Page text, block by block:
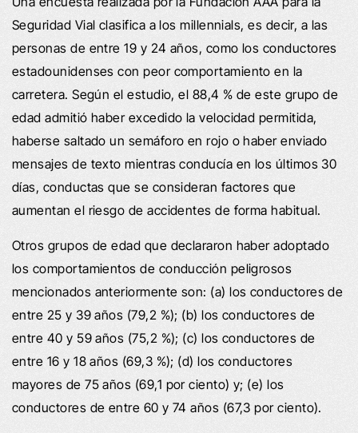
Seguridad Vial clasifica a los millennials, es decir, a las
personas de entre 19 y 24 años, como los conductores
estadounidenses con peor comportamiento en la
carretera. Según el estudio, el 88,4 % de este grupo de
edad admitió haber excedido la velocidad permitida,
haberse saltado un semáforo en rojo o haber enviado
mensajes de texto mientras conducía en los últimos 30
días, conductas que se consideran factores que
aumentan el riesgo de accidentes de forma habitual.
Otros grupos de edad que declararon haber adoptado
los comportamientos de conducción peligrosos
mencionados anteriormente son: (a) los conductores de
entre 25 y 39 años (79,2 %); (b) los conductores de
entre 40 y 59 años (75,2 %); (c) los conductores de
entre 16 y 18 años (69,3 %); (d) los conductores
mayores de 75 años (69,1 por ciento) y; (e) los
conductores de entre 60 y 74 años (67,3 por ciento).